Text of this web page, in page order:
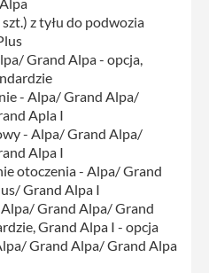
z tyłu do podwozia
Grand Alpa - opcja,
- Alpa/ Grand Alpa/
Apla I
- Alpa/ Grand Alpa/
Alpa I
otoczenia - Alpa/ Grand
Grand Alpa I
Grand Alpa/ Grand
Grand Alpa I - opcja
Grand Alpa/ Grand Alpa